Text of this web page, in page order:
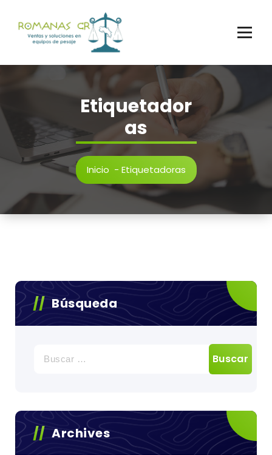
contenido
Etiquetador
as
Inicio - Etiquetadoras
Búsqueda
Archives